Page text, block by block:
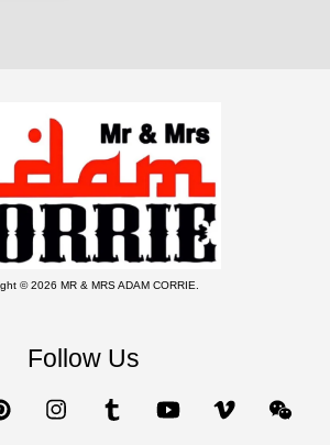
© 2026 MR & MRS ADAM CORRIE.
Follow Us
Pinterest Instagram Tumblr YouTube Vimeo